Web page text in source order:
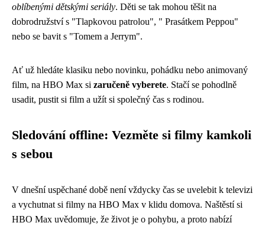
oblíbenými dětskými seriály. Děti se tak mohou těšit na
dobrodružství s "Tlapkovou patrolou", " Prasátkem Peppou"
nebo se bavit s "Tomem a Jerrym".
Ať už hledáte klasiku nebo novinku, pohádku nebo animovaný
film, na HBO Max si zaručeně vyberete. Stačí se pohodlně
usadit, pustit si film a užít si společný čas s rodinou.
Sledování offline: Vezměte si filmy kamkoli
s sebou
V dnešní uspěchané době není vždycky čas se uvelebit k televizi
a vychutnat si filmy na HBO Max v klidu domova. Naštěstí si
HBO Max uvědomuje, že život je o pohybu, a proto nabízí